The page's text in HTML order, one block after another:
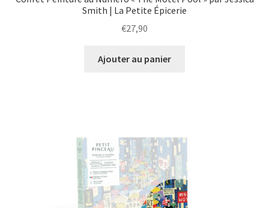
Smith | La Petite Épicerie
€27,90
Ajouter au panier